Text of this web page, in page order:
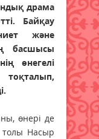
драма
Байқау
және
басшысы
өнегелі
өнері де
толы Насыр